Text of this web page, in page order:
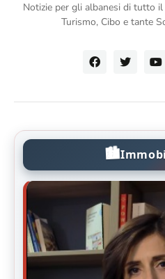
Notizie per gli albanesi di tutto
Turismo, Cibo e tante
🏙️